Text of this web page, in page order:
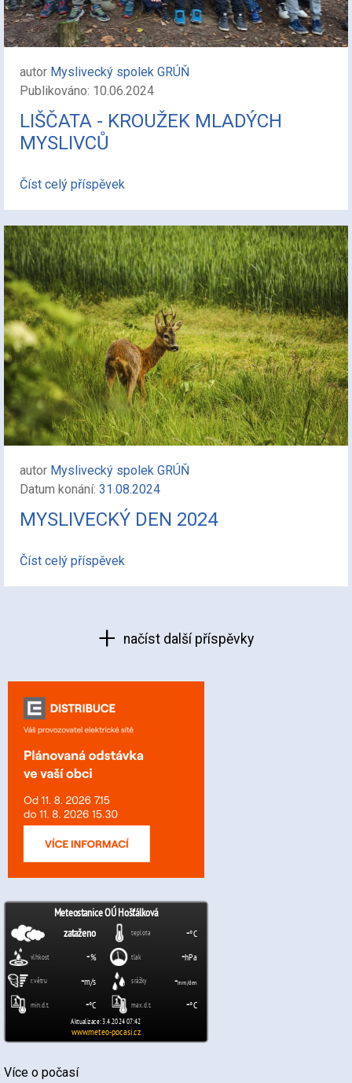
Více o počasí
autor Myslivecký spolek GRÚŇ
Publikováno: 10.06.2024
LIŠČATA - KROUŽEK MLADÝCH
MYSLIVCŮ
Číst celý příspěvek
autor Myslivecký spolek GRÚŇ
Datum konání: 31.08.2024
MYSLIVECKÝ DEN 2024
Číst celý příspěvek
načíst další příspěvky